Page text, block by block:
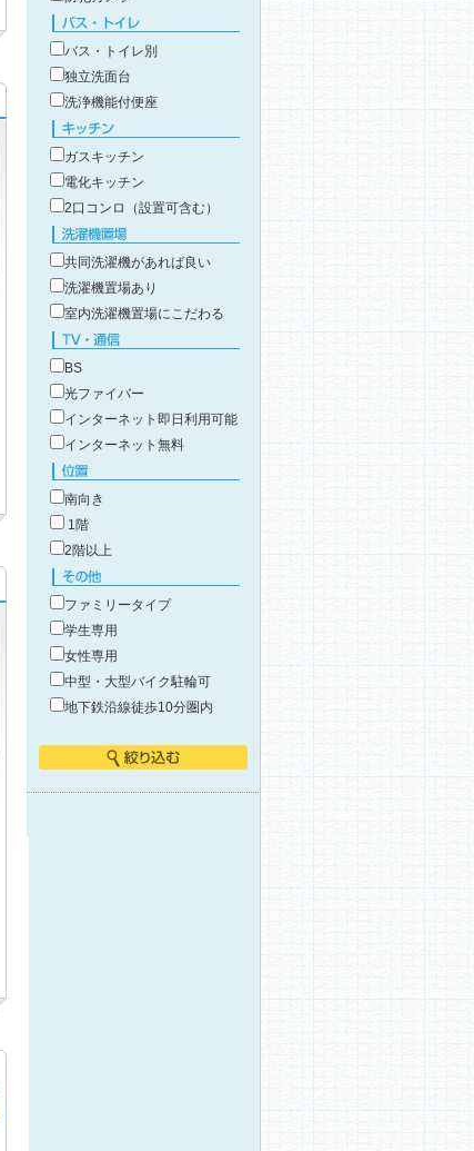
バス・トイレ別
独立洗面台
洗浄機能付便座
ガスキッチン
電化キッチン
2口コンロ（設置可含む）
共同洗濯機があれば良い
洗濯機置場あり
室内洗濯機置場にこだわる
BS
光ファイバー
インターネット即日利用可能
インターネット無料
南向き
1階
2階以上
ファミリータイプ
学生専用
女性専用
中型・大型バイク駐輪可
地下鉄沿線徒歩10分圏内